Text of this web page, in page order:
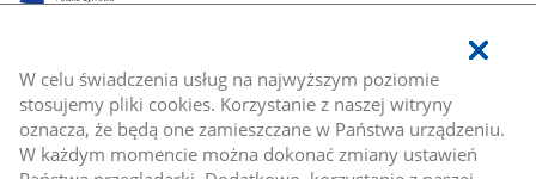
W celu świadczenia usług na najwyższym poziomie
stosujemy pliki cookies. Korzystanie z naszej witryny
oznacza, że będą one zamieszczane w Państwa urządzeniu.
W każdym momencie można dokonać zmiany ustawień